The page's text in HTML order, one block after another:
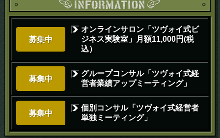
募集中
オンラインサロン「ツヴォイ式ビ
ジネス実験室」月額11,000円(税
込）
募集中
グループコンサル「ツヴォイ式経
営者業績アップミーティング」
募集中
個別コンサル「ツヴォイ式経営者
単独ミーティング」